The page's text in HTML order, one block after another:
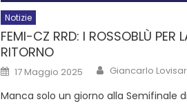
Notizie
FEMI-CZ RRD: I ROSSOBLÙ PER
RITORNO
17 Maggio 2025 Giancarlo
Manca solo un giorno alla Semifinale